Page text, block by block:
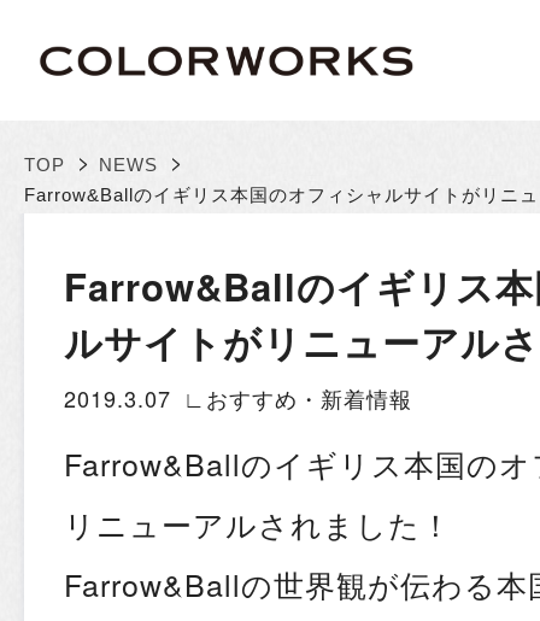
TOP > NEWS >
Farrow&Ballのイギリス本国のオフィシャルサイトがリニ
Farrow&Ballのイギリス
ルサイトがリニューアル
2019.3.07 ∟おすすめ・新着情報
Farrow&Ballのイギリス本国の
リニューアルされました！
Farrow&Ballの世界観が伝わる